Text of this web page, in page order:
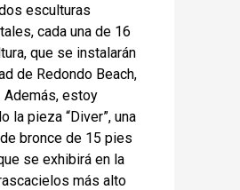
esculturas
cada una de 16
que se instalarán
de Redondo Beach,
Además, estoy
la pieza “Diver”, una
bronce de 15 pies
se exhibirá en la
más alto